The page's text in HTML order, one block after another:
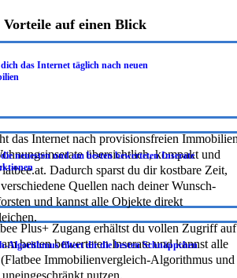
Vorteile auf einen Blick
das Internet täglich nach neuen
das Internet nach provisionsfreien
übersichtlich, kompakt und
Dadurch sparst du dir kostbare Zeit,
verschiedene Quellen nach deiner Wunsch-
und kannst alle Objekte direkt
neuesten und am besten bewerteten Inserate
Plus+ Zugang erhältst du vollen Zugriff auf
am besten bewerteten Inserate und kannst alle
(Flatbee Immobilienvergleich-Algorithmus und
Algorithmus filtert dir die besten Schnäppchen